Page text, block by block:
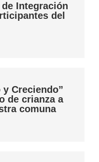
Integración
del
y Creciendo”
de crianza a
comuna